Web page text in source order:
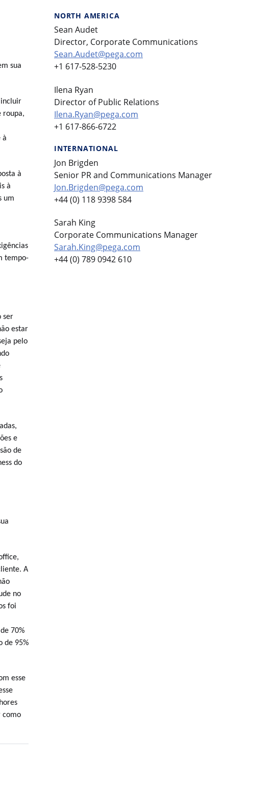
sua
incluir
roupa,
à
à
à
um
tempo-
ser
estar
pelo
e
de
do
A
no
foi
70%
de 95%
esse
como
NORTH AMERICA
Sean Audet
Director, Corporate Communications
Sean.Audet@pega.com
+1 617-528-5230
Ilena Ryan
Director of Public Relations
Ilena.Ryan@pega.com
+1 617-866-6722
INTERNATIONAL
Jon Brigden
Senior PR and Communications Manager
Jon.Brigden@pega.com
+44 (0) 118 9398 584
Sarah King
Corporate Communications Manager
Sarah.King@pega.com
+44 (0) 789 0942 610